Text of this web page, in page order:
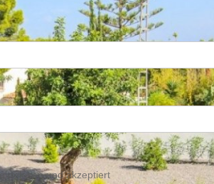
gelesen und akzeptiert